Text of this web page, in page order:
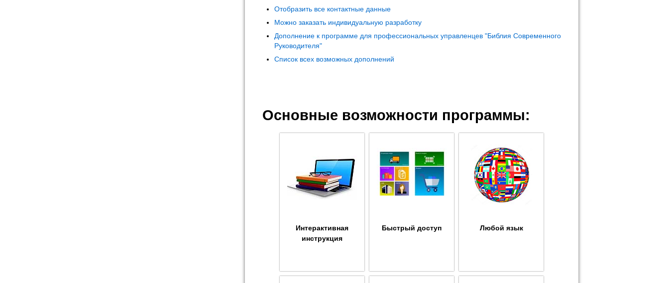
Отобразить все контактные данные
Можно заказать индивидуальную разработку
Дополнение к программе для профессиональных управленцев "Библия Современного
Руководителя"
Список всех возможных дополнений
Основные возможности программы:
Интерактивная
инструкция
Быстрый доступ Любой язык